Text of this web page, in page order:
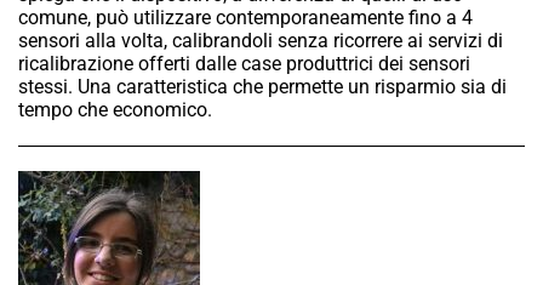
comune, può utilizzare contemporaneamente fino a 4
sensori alla volta, calibrandoli senza ricorrere ai servizi di
ricalibrazione offerti dalle case produttrici dei sensori
stessi. Una caratteristica che permette un risparmio sia di
tempo che economico.